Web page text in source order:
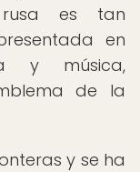
es tan
en
y música,
de la
y se ha